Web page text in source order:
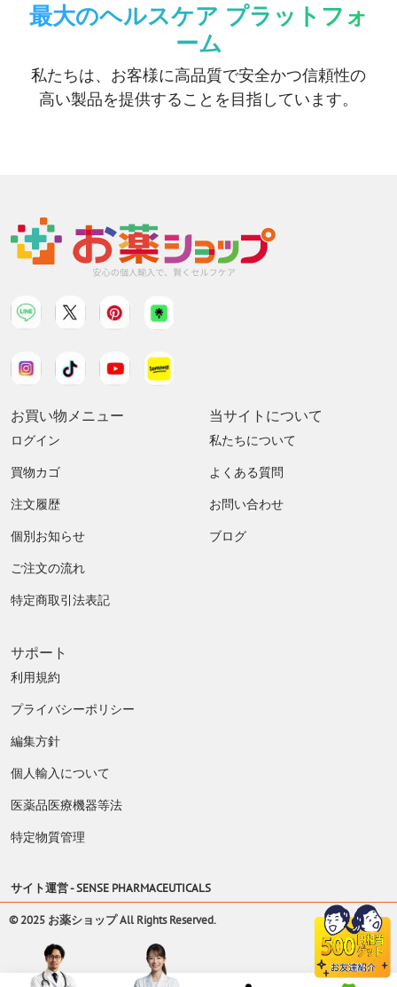
最大のヘルスケア プラットフォ
ーム
私たちは、お客様に高品質で安全かつ信頼性の
高い製品を提供することを目指しています。
お買い物メニュー
ログイン
買物カゴ
注文履歴
個別お知らせ
ご注文の流れ
特定商取引法表記
当サイトについて
私たちについて
よくある質問
お問い合わせ
ブログ
サポート
利用規約
プライバシーポリシー
編集方針
個人輸入について
医薬品医療機器等法
特定物質管理
サイト運営 -SENSE PHARMACEUTICALS
© 2025 お薬ショップ All Rights Reserved.